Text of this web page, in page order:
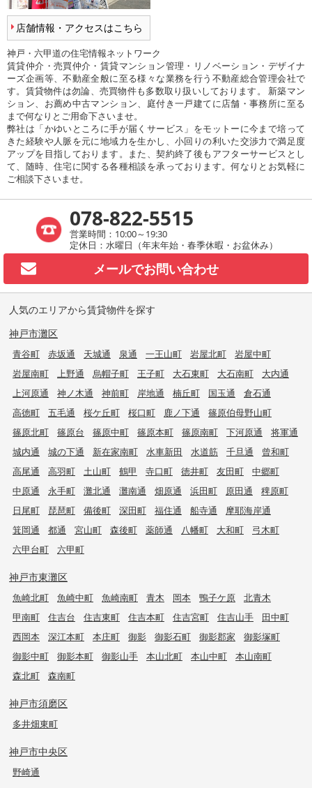
店舗情報・アクセスはこちら
神戸・六甲道の住宅情報ネットワーク
賃貸仲介・売買仲介・賃貸マンション管理・リノベーション・デザイナ
ーズ企画等、不動産全般に至る様々な業務を行う不動産総合管理会社で
す。賃貸物件は勿論、売買物件も多数取り扱いしております。 新築マン
ション、お薦め中古マンション、庭付き一戸建てに店舗・事務所に至る
まで何なりとご用命下さいませ。
弊社は「かゆいところに手が届くサービス」をモットーに今まで培って
きた経験や人脈を元に地域力を生かし、小回りの利いた交渉力で満足度
アップを目指しております。また、契約終了後もアフターサービスとし
て、随時、住宅に関する各種相談を承っております。何なりとお気軽に
ご相談下さいませ。
078-822-5515
営業時間：10:00～19:30
定休日：水曜日（年末年始・春季休暇・お盆休み）
メールでお問い合わせ
人気のエリアから賃貸物件を探す
神戸市灘区
青谷町 赤坂通 天城通 泉通 一王山町 岩屋北町
岩屋中町
岩屋南町
上野通 烏帽子町 王子町 大石東町 大石南町
大内通
上河原通
神ノ木通 神前町 岸地通 楠丘町 国玉通
倉石通
高徳町
五毛通 桜ケ丘町 桜口町 鹿ノ下通
篠原伯母野山町
篠原北町
篠原台 篠原中町 篠原本町 篠原南町 下河原通
将軍通
城内通
城の下通 新在家南町 水車新田 水道筋 千旦通
曾和町
高尾通
高羽町 土山町 鶴甲 寺口町 徳井町 友田町
中郷町
中原通
永手町 灘北通 灘南通 畑原通 浜田町 原田通
稗原町
日尾町
琵琶町 備後町 深田町 福住通 船寺通
摩耶海岸通
箕岡通
都通 宮山町 森後町 薬師通 八幡町 大和町
弓木町
六甲台町
六甲町
神戸市東灘区
魚崎北町 魚崎中町 魚崎南町 青木 岡本 鴨子ケ原
北青木
甲南町
住吉台 住吉東町 住吉本町 住吉宮町 住吉山手
田中町
西岡本
深江本町 本庄町 御影 御影石町 御影郡家
御影塚町
御影中町
御影本町 御影山手 本山北町 本山中町
本山南町
森北町
森南町
神戸市須磨区
多井畑東町
神戸市中央区
野崎通